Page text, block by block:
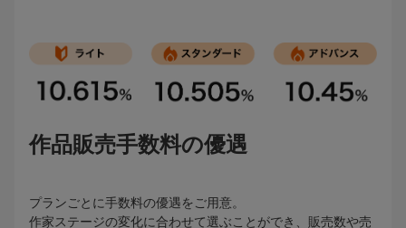
作品販売手数料の優遇
プランごとに手数料の優遇をご用意。
作家ステージの変化に合わせて選ぶことができ、販売数や売